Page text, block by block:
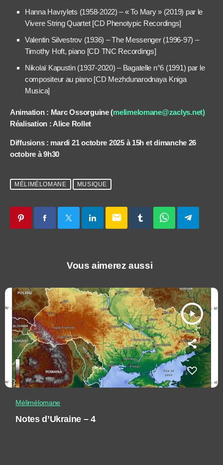
Hanna Havrylets (1958-2022) – « To Mary » (2019) par le
Vivere String Quartet [CD Phenotypic Recordings]
Valentin Silvestrov (1936) – The Messenger (1996-97) –
Timothy Hoft, piano [CD TNC Recordings]
Nikolaï Kapustin (1937-2020) – Bagatelle n°6 (1991) par le
compositeur au piano [CD Mezhdunarodnaya Kniga
Musica]
Animation : Marc Ossorguine (melimelomane@zaclys.net)
Réalisation : Alice Rollet
Diffusions : mardi 21 octobre 2025 à 15h et dimanche 26
octobre à 9h30
MÉLIMÉLOMANE MUSIQUE
email
Vous aimerez aussi
play_arrow
Mélimélomane
Notes d’Ukraine – 4